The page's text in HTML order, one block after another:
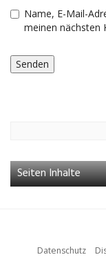
Name, E-Mail-
meinen nächsten
Seiten Inhalte
Datenschutz